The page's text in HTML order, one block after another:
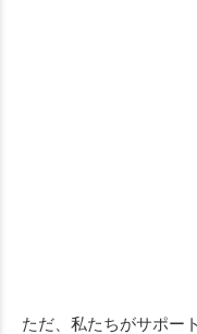
ただ、私たちがサポー